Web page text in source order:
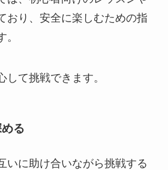
おり、安全に楽しむための指
して挑戦できます。
る
いに助け合いながら挑戦する